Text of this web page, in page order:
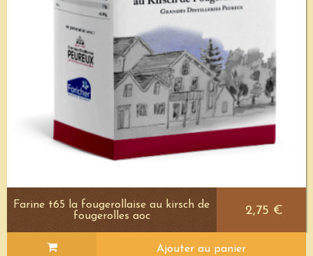
Farine t65 la fougerollaise au kirsch de
fougerolles aoc
2,75 €
Ajouter au panier